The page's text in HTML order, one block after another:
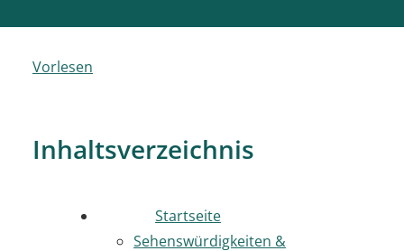
Vorlesen
Inhaltsverzeichnis
Startseite
Sehenswürdigkeiten &